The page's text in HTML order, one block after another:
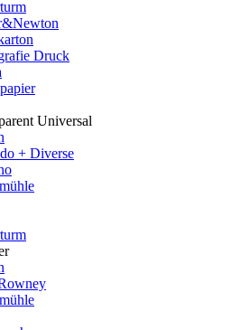
Druck
Universal
+ Diverse